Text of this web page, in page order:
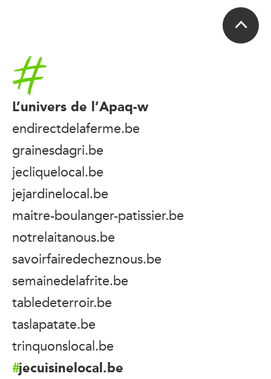
Accueil
L’univers de l’Apaq-w
endirectdelaferme.be
grainesdagri.be
jecliquelocal.be
jejardinelocal.be
maitre-boulanger-patissier.be
notrelaitanous.be
savoirfairedecheznous.be
semainedelafrite.be
tabledeterroir.be
taslapatate.be
trinquonslocal.be
jecuisinelocal.be